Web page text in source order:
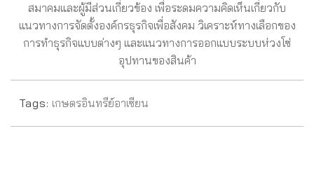
สมาคมและผู้มีส่วนเกี่ยวข้อง เพื่อระดมความคิดเห็นเกี่ยวกับ
แนวทางการจัดตั้งองค์กรธุรกิจเพื่อสังคม วิเคราะห์ทางเลือกของ
การทำธุรกิจแบบต่างๆ และแนวทางการออกแบบระบบห่วงโซ่
อุปทานของสินค้า
Tags: เกษตรอินทรีย์อาเซียน